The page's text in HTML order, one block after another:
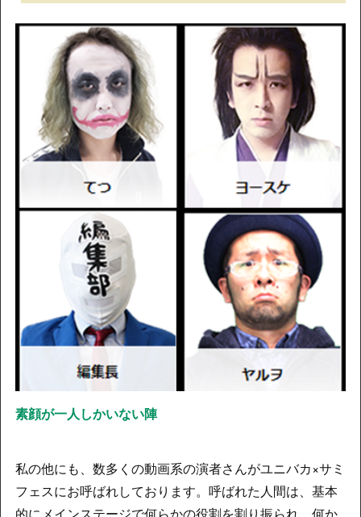
素顔が一人しかいない陣
私の他にも、数多くの動画系の演者さんがユニバカ×サミ
フェスにお呼ばれしております。呼ばれた人間は、基本